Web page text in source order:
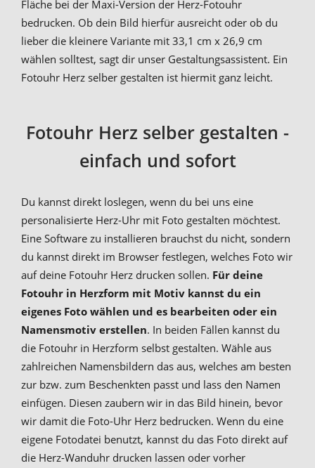
Fläche bei der Maxi-Version der Herz-Fotouhr
bedrucken. Ob dein Bild hierfür ausreicht oder ob du
lieber die kleinere Variante mit 33,1 cm x 26,9 cm
wählen solltest, sagt dir unser Gestaltungsassistent. Ein
Fotouhr Herz selber gestalten ist hiermit ganz leicht.
Fotouhr Herz selber gestalten -
einfach und sofort
Du kannst direkt loslegen, wenn du bei uns eine
personalisierte Herz-Uhr mit Foto gestalten möchtest.
Eine Software zu installieren brauchst du nicht, sondern
du kannst direkt im Browser festlegen, welches Foto wir
auf deine Fotouhr Herz drucken sollen. Für deine
Fotouhr in Herzform mit Motiv kannst du ein
eigenes Foto wählen und es bearbeiten oder ein
Namensmotiv erstellen. In beiden Fällen kannst du
die Fotouhr in Herzform selbst gestalten. Wähle aus
zahlreichen Namensbildern das aus, welches am besten
zur bzw. zum Beschenkten passt und lass den Namen
einfügen. Diesen zaubern wir in das Bild hinein, bevor
wir damit die Foto-Uhr Herz bedrucken. Wenn du eine
eigene Fotodatei benutzt, kannst du das Foto direkt auf
die Herz-Wanduhr drucken lassen oder vorher